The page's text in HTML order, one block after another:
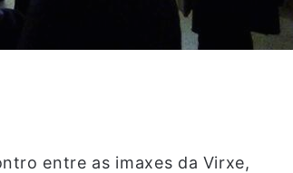
entre as imaxes da Virxe,